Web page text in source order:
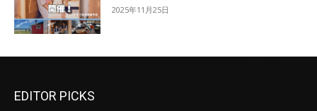
2025年11月25日
EDITOR PICKS